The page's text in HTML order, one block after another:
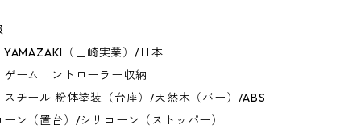
（山崎実業）/日本
ームコントローラー収納
チール 粉体塗装（台座）/天然木（バー）/ABS
ン（置台）/シリコーン（ストッパー）